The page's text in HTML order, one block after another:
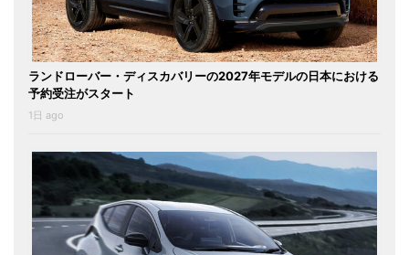
ランドローバー・ディスカバリーの2027年モデルの日本における
予約受注がスタート
1日 ago